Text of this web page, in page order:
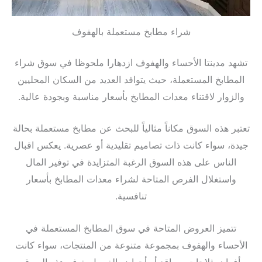
شراء مطابخ مستعملة بالهفوف
تشهد مدينتا الأحساء والهفوف ازدهارا ملحوظا في سوق شراء
المطابخ المستعملة، حيث يتوافد العديد من السكان المحليين
والزوار لاقتناء معدات المطابخ بأسعار مناسبة وبجودة عالية.
تعتبر هذه السوق مكاناً مثالياً للبحث عن مطابخ مستعملة بحالة
جيدة، سواء كانت ذات تصاميم تقليدية أو عصرية. يعكس اقبال
الناس على هذه السوق الرغبة المتزايدة في توفير المال
واستغلال الفرص المتاحة لشراء معدات المطابخ بأسعار
تنافسية.
تتميز العروض المتاحة في سوق المطابخ المستعملة في
الأحساء والهفوف بمجموعة متنوعة من المنتجات، سواء كانت